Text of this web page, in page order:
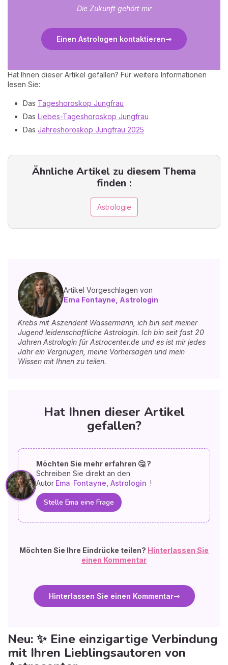
Die Zukunft gehört mir
Einen Astrologen kontaktieren
Hat Ihnen dieser Artikel gefallen? Für weitere Informationen
lesen Sie:
Das Tageshoroskop Jungfrau
Das Liebes-Tageshoroskop Jungfrau
Das Jahreshoroskop Jungfrau 2025
Ähnliche Artikel zu diesem Thema
finden :
Astrologie
Artikel Vorgeschlagen von
Ema Fontayne, Astrologin
Krebs mit Aszendent Wassermann, ich bin seit meiner
Jugend leidenschaftliche Astrologin. Ich bin seit fast 20
Jahren Astrologin für Astrocenter.de und es ist mir jedes
Jahr ein Vergnügen, meine Vorhersagen und mein
Wissen mit Ihnen zu teilen.
Hat Ihnen dieser Artikel
gefallen?
Möchten Sie mehr erfahren 🤔 ?
Schreiben Sie direkt an den
Autor Ema Fontayne, Astrologin !
Stelle Ema eine Frage
Möchten Sie Ihre Eindrücke teilen? Hinterlassen Sie
einen Kommentar
Hinterlassen Sie einen Kommentar
Neu: ✨ Eine einzigartige Verbindung
mit Ihren Lieblingsautoren von